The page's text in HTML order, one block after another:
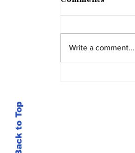
Write a comment...
Back to Top